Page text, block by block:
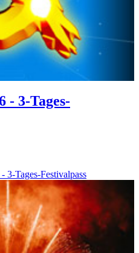
- 3-Tages-
3-Tages-Festivalpass